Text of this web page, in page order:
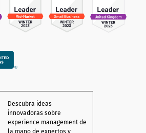
Descubra ideas
innovadoras sobre
experience management de